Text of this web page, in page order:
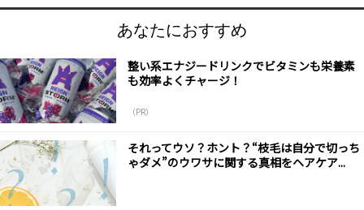
あなたにおすすめ
整い系エナジードリンクでビタミンも栄養素
も効率よくチャージ！
（PR）
それってウソ？ホント？“枝毛は自分で切っち
ゃダメ”のウワサに関する真相をヘアケア...